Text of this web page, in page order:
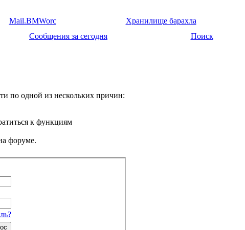
Mail.BMWorc
Хранилище барахла
Сообщения за сегодня Поиск
по одной из нескольких причин:
к функциям
форуме.